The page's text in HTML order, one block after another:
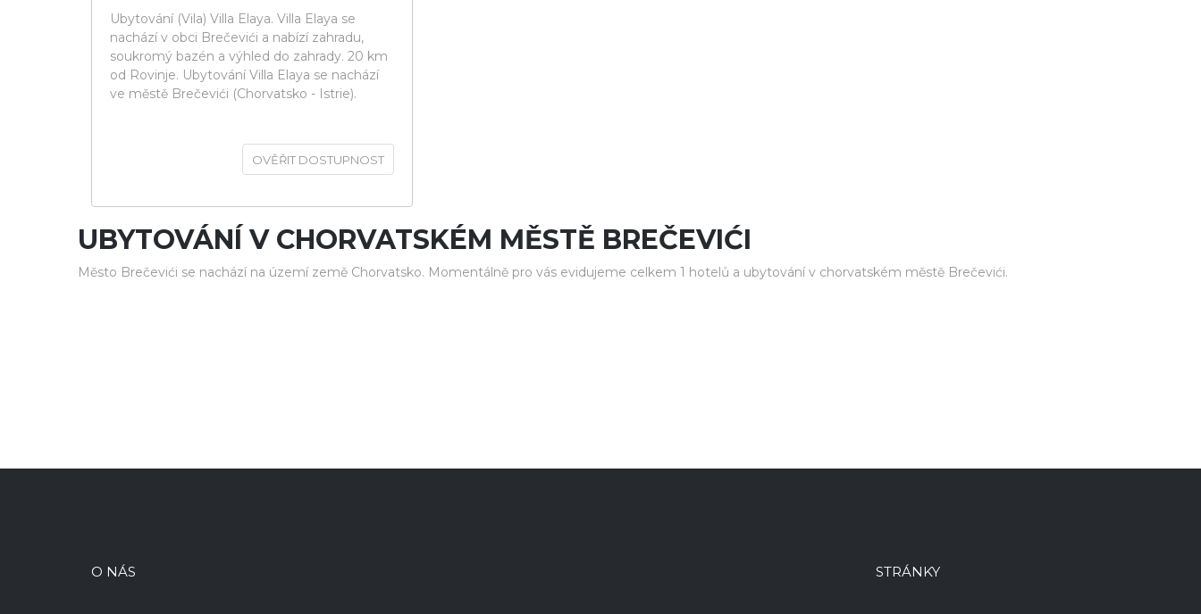
Ubytování (Vila) Villa Elaya. Villa Elaya se
nachází v obci Brečevići a nabízí zahradu,
soukromý bazén a výhled do zahrady. 20 km
od Rovinje. Ubytování Villa Elaya se nachází
ve městě Brečevići (Chorvatsko - Istrie).
OVĚŘIT DOSTUPNOST
UBYTOVÁNÍ V CHORVATSKÉM MĚSTĚ BREČEVIĆI
Město Brečevići se nachází na území země Chorvatsko. Momentálně pro vás evidujeme celkem 1 hotelů a ubytování v chorvatském městě Brečevići.
O NÁS STRÁNKY